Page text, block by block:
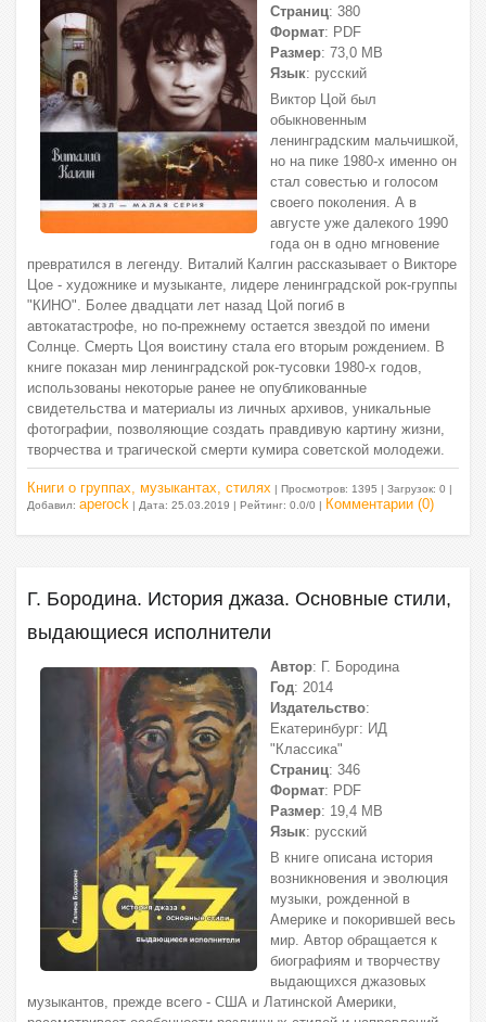
Страниц: 380
Формат: PDF
Размер: 73,0 МВ
Язык: русский
Виктор Цой был
обыкновенным
ленинградским мальчишкой,
но на пике 1980-х именно он
стал совестью и голосом
своего поколения. А в
августе уже далекого 1990
года он в одно мгновение
превратился в легенду. Виталий Калгин рассказывает о Викторе
Цое - художнике и музыканте, лидере ленинградской рок-группы
"КИНО". Более двадцати лет назад Цой погиб в
автокатастрофе, но по-прежнему остается звездой по имени
Солнце. Смерть Цоя воистину стала его вторым рождением. В
книге показан мир ленинградской рок-тусовки 1980-х годов,
использованы некоторые ранее не опубликованные
свидетельства и материалы из личных архивов, уникальные
фотографии, позволяющие создать правдивую картину жизни,
творчества и трагической смерти кумира советской молодежи.
Книги о группах, музыкантах, стилях | Просмотров: 1395 | Загрузок: 0 |
Добавил: aperock | Дата: 25.03.2019 | Рейтинг: 0.0/0 | Комментарии (0)
Г. Бородина. История джаза. Основные стили,
выдающиеся исполнители
Автор: Г. Бородина
Год: 2014
Издательство:
Екатеринбург: ИД
"Классика"
Страниц: 346
Формат: PDF
Размер: 19,4 МВ
Язык: русский
В книге описана история
возникновения и эволюция
музыки, рожденной в
Америке и покорившей весь
мир. Автор обращается к
биографиям и творчеству
выдающихся джазовых
музыкантов, прежде всего - США и Латинской Америки,